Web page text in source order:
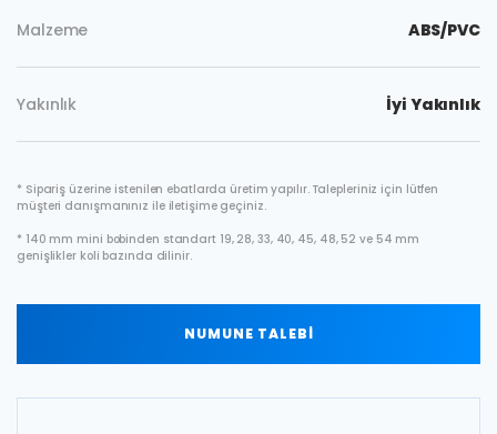
Malzeme ABS/PVC
Yakınlık İyi Yakınlık
* Sipariş üzerine istenilen ebatlarda üretim yapılır. Talepleriniz için lütfen
müşteri danışmanınız ile iletişime geçiniz.
* 140 mm mini bobinden standart 19, 28, 33, 40, 45, 48, 52 ve 54 mm
genişlikler koli bazında dilinir.
NUMUNE TALEBİ